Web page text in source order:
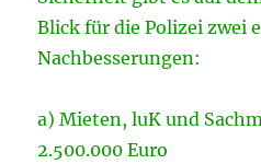
Blick für die Polizei zwei
Nachbesserungen:
a) Mieten, luK und
2.500.000 Euro